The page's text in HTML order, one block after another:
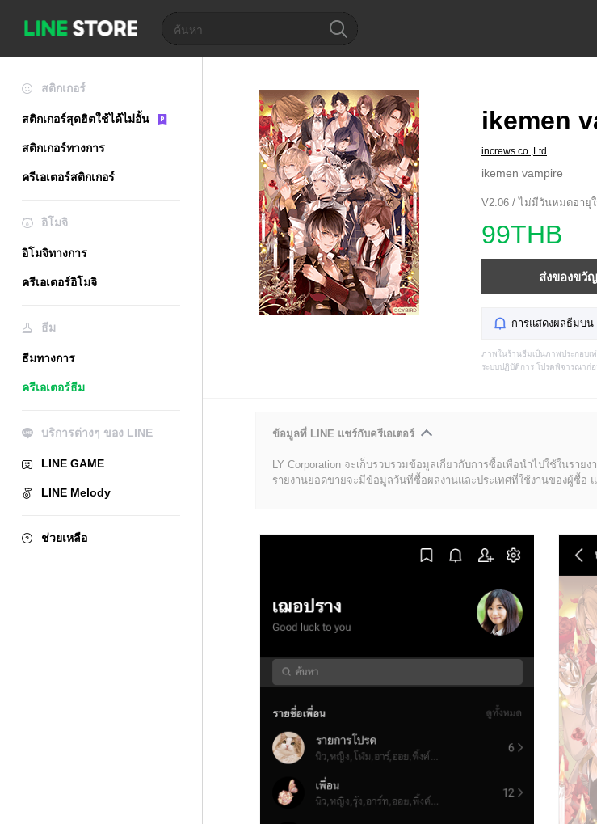
สติกเกอร์
สติกเกอร์สุดฮิตใช้ได้ไม่อั้น
สติกเกอร์ทางการ
ครีเอเตอร์สติกเกอร์
อิโมจิ
อิโมจิทางการ
ครีเอเตอร์อิโมจิ
ธีม
ธีมทางการ
ครีเอเตอร์ธีม
บริการต่างๆ ของ LINE
LINE GAME
LINE Melody
ช่วยเหลือ
ikemen
increws co.,Ltd
ikemen vampire
V2.06 / ไม่มีวันหมดอายุ
99THB
ส่งของขวัญ
การแสดงผลธีมบน
ภาพในร้านธีมเป็นภาพประกอบเ
ระบบปฏิบัติการ โปรดพิจารณาก่
ข้อมูลที่ LINE แชร์กับครีเอเตอร์
LY Corporation จะเก็บรวบรวมข้อมูลเกี่ยวกับการซื้อเพื่อนำไปใช้ในราย
รายงานยอดขายจะมีข้อมูลวันที่ซื้อผลงานและประเทศที่ใช้งานของผู้ซื้